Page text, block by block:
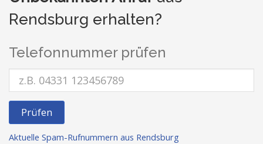
Rendsburg erhalten?
Telefonnummer prüfen
Prüfen
Aktuelle Spam-Rufnummern aus Rendsburg